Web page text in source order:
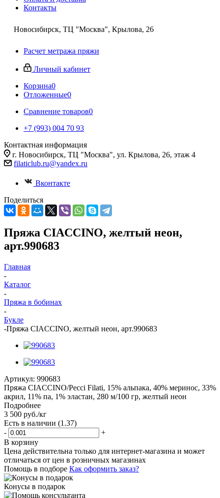
Контакты
Новосибирск, ТЦ "Москва", Крылова, 26
Расчет метража пряжи
Личный кабинет
Корзина0
Отложенные0
Сравнение товаров0
+7 (993) 004 70 93
Контактная информация
г. Новосибирск, ТЦ "Москва", ул. Крылова, 26, этаж 4
filaticlub.ru@yandex.ru
Вконтакте
Поделиться
Пряжа CIACCINO, желтый неон,
арт.990683
Главная
-
Каталог
-
Пряжа в бобинах
-
Букле
-Пряжа CIACCINO, желтый неон, арт.990683
Артикул: 990683
Пряжа CIACCINO/Pecci Filati, 15% альпака, 40% меринос, 33%
акрил, 11% па, 1% эластан, 280 м/100 гр, желтый неон
Подробнее
3 500 руб./кг
Есть в наличии (1.37)
-
+
В корзину
Цена действительна только для интернет-магазина и может
отличаться от цен в розничных магазинах
Помощь в подборе Как оформить заказ?
Конусы в подарок